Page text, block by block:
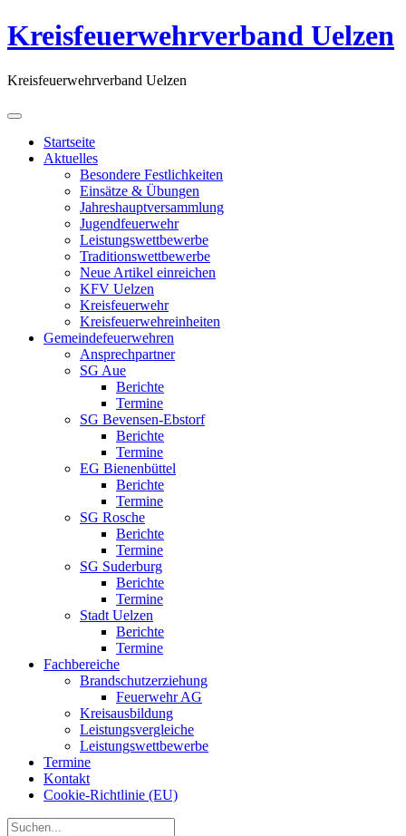
Kreisfeuerwehrverband Uelzen
Kreisfeuerwehrverband Uelzen
Startseite
Aktuelles
Besondere Festlichkeiten
Einsätze & Übungen
Jahreshauptversammlung
Jugendfeuerwehr
Leistungswettbewerbe
Traditionswettbewerbe
Neue Artikel einreichen
KFV Uelzen
Kreisfeuerwehr
Kreisfeuerwehreinheiten
Gemeindefeuerwehren
Ansprechpartner
SG Aue
Berichte
Termine
SG Bevensen-Ebstorf
Berichte
Termine
EG Bienenbüttel
Berichte
Termine
SG Rosche
Berichte
Termine
SG Suderburg
Berichte
Termine
Stadt Uelzen
Berichte
Termine
Fachbereiche
Brandschutzerziehung
Feuerwehr AG
Kreisausbildung
Leistungsvergleiche
Leistungswettbewerbe
Termine
Kontakt
Cookie-Richtlinie (EU)